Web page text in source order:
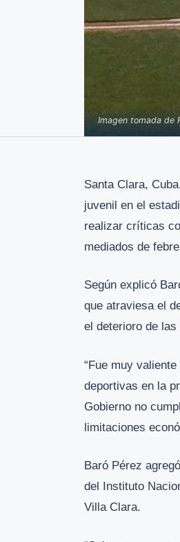
Imagen tomada de
Santa Clara,
juvenil en el
realizar críticas
mediados de
Según explicó
que atraviesa el
el deterioro de
“Fue muy
deportivas en la
Gobierno no
limitaciones
Baró Pérez
del Instituto
Villa Clara.